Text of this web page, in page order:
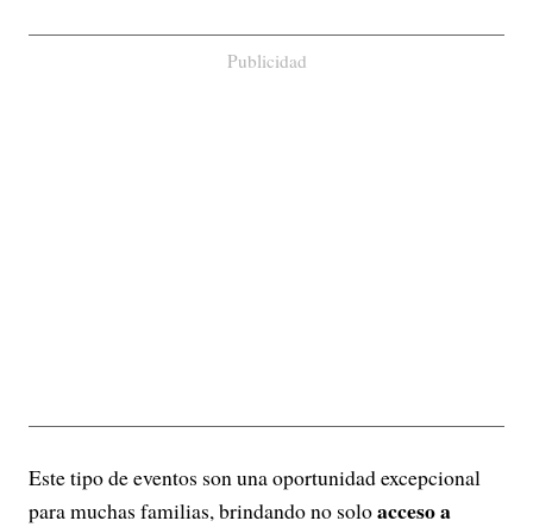
Publicidad
Este tipo de eventos son una oportunidad excepcional
para muchas familias, brindando no soloacceso a